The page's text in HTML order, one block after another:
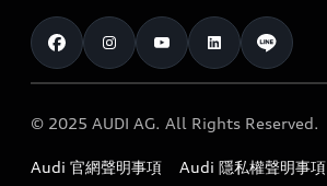
Audi 經銷商服務據點
myAudi TW app
定期保養
保固
召回案件查詢
訂閱電子報
與我聯繫
© 2025 AUDI AG. All Rights Reserved.
Audi 官網聲明事項 Audi 隱私權聲明事項